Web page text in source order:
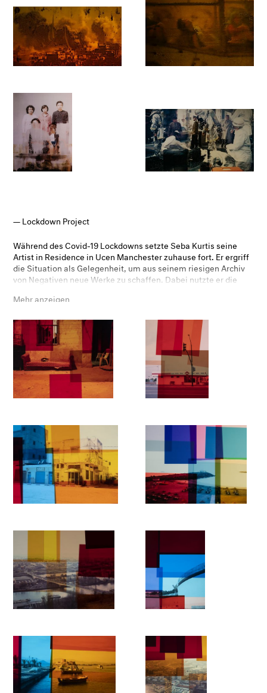
Lockdown Project
Während des Covid-19 Lockdowns setzte Seba Kurtis seine
Artist in Residence in Ucen Manchester zuhause fort. Er ergriff
die Situation als Gelegenheit, um aus seinem riesigen Archiv
von Negativen neue Werke zu schaffen. Dabei nutzte er die
waren, und kombinierte sie mit Schablonen von
durch ein surreales Kaleidoskop gesehen als eine Metapher für
die einzigartigen Erfahrungen jedes Einzelnen mit dem
Lockdown. Kurtis hat in den letzten 12 Jahren in
Konfliktgebieten gearbeitet und ist kein Unbekannter in den
harten Realitäten des Lebens, die die illegale Einwanderung
mit sich bringt. In dieser Isolation hat er seine eigenen
Erfahrungen reflektiert und ausgewertet, indem er vergangene
Licht, das durch eine Form der Intervention oder Collage
ergänzt wird, die direkt in seinen Filmen verwendet wird, um
Daten über Covid-19 darzustellen. Die Informationen über den
Lockdown entwickeln sich ständig weiter - 'Karte des
Ausbruchs in Arizona', 'Bestätigte Fälle in Frankreich', 'Die Zahl
der Todesfälle in Pflegeheimen nimmt in Grossbritannien
immer noch zu'. Kurtis repräsentiert die von der Regierung
auferlegten Lockdown-Richtlinien wie z.B. soziale
Coronavirus sichtbar zu machen. – A. Mosley
Mehr anzeigen